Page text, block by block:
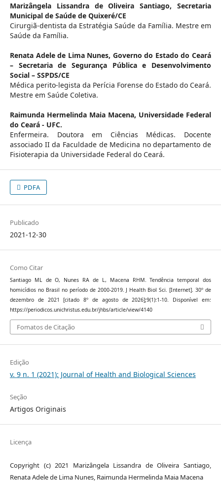
Marizângela Lissandra de Oliveira Santiago,Secretaria
Municipal de Saúde de Quixeré/CE
Cirurgiã-dentista da Estratégia Saúde da Família. Mestre em
Saúde da Família.
Renata Adele de Lima Nunes, Governo do Estado do Ceará
– Secretaria de Segurança Pública e Desenvolvimento
Social – SSPDS/CE
Médica perito-legista da Perícia Forense do Estado do Ceará.
Mestre em Saúde Coletiva.
Raimunda Hermelinda Maia Macena, Universidade Federal
do Ceará - UFC.
Enfermeira. Doutora em Ciências Médicas. Docente
associado II da Faculdade de Medicina no departamento de
Fisioterapia da Universidade Federal do Ceará.
PDFA
Publicado
2021-12-30
Como Citar
Santiago ML de O, Nunes RA de L, Macena RHM. Tendência temporal dos
homicídios no Brasil no período de 2000-2019. J Health Biol Sci. [Internet]. 30º de
dezembro de 2021 [citado 8º de agosto de 2026];9(1):1-10. Disponível em:
https://periodicos.unichristus.edu.br/jhbs/article/view/4140
Fomatos de Citação
Edição
v. 9 n. 1 (2021): Journal of Health and Biological Sciences
Seção
Artigos Originais
Licença
Copyright (c) 2021 Marizângela Lissandra de Oliveira Santiago,
Renata Adele de Lima Nunes, Raimunda Hermelinda Maia Macena